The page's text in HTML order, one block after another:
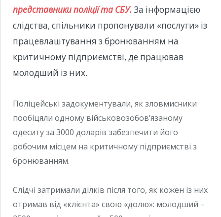
представники поліції та СБУ. За інформацією
слідства, спільники пропонували «послуги» із
працевлаштування з бронюванням на
критичному підприємстві, де працював
молодший із них.
Поліцейські задокументували, як зловмисники
пообіцяли одному військовозобовʼязаному
одеситу за 3000 доларів забезпечити його
робочим місцем на критичному підприємстві з
бронюванням.
Слідчі затримали ділків після того, як кожен із них
отримав від «клієнта» свою «долю»: молодший –